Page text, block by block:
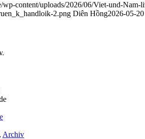
wp-content/uploads/2026/06/Viet-und-
2.png Diên Hồng2026-05-
, Archiv